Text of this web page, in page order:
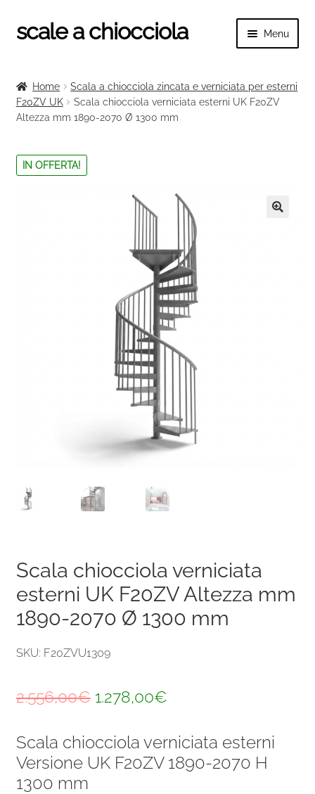
Vai
alla
Vai
al
scale a chiocciola Menu
il
menu
Tutte le scale
Ringhiere e balaustre
menu
Home
Scala a chiocciola zincata e verniciata per esterni
F20ZV UK
Scala chiocciola verniciata esterni UK F20ZV
Altezza mm 1890-2070 Ø 1300 mm
IN OFFERTA!
Scala chiocciola verniciata
esterni UK F20ZV Altezza mm
1890-2070 Ø 1300 mm
SKU: F20ZVU1309
2.556,00€ Il
originale
era:
1.278,00€Il
attuale
è:
Scala chiocciola verniciata esterni
Versione UK F20ZV 1890-2070 H
1300 mm